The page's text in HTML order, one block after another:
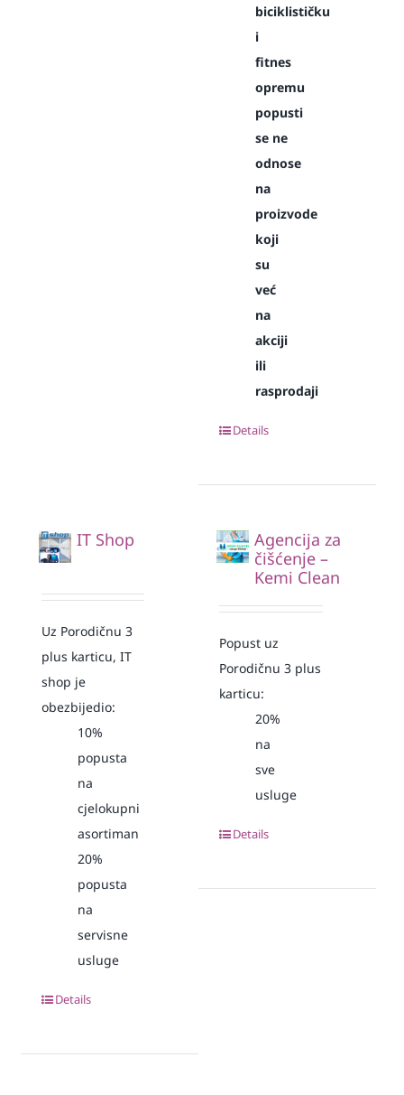
biciklističku
i
fitnes
opremu
popusti
se ne
odnose
na
proizvode
koji
su
već
na
akciji
ili
rasprodaji
Details
IT Shop
Uz Porodičnu 3
plus karticu, IT
shop je
obezbijedio:
10%
popusta
na
cjelokupni
asortiman
20%
popusta
na
servisne
usluge
Details
Agencija za
čišćenje –
Kemi Clean
Popust uz
Porodičnu 3 plus
karticu:
20%
na
sve
usluge
Details